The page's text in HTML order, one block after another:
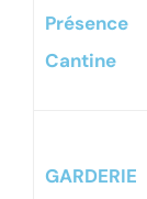
Agenda
Espace
Présence
Cantine
GARDERIE